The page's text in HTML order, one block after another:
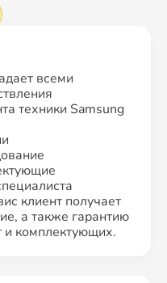
всеми
техники Samsung
клиент получает
а также гарантию
и комплектующих.